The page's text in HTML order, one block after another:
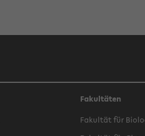
Fakultäten
Fakultät für